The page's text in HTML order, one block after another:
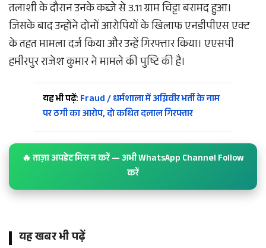
तलाशी के दौरान उनके कब्जे से 3.11 ग्राम चिट्टा बरामद हुआ।
जिसके बाद उन्होंने दोनों आरोपियों के खिलाफ एनडीपीएस एक्ट
के तहत मामला दर्ज किया और उन्हें गिरफ्तार किया। एएसपी
हमीरपुर राजेश कुमार ने मामले की पुष्टि की है।
यह भी पढ़ें: Fraud / धर्मशाला में अग्निवीर भर्ती के नाम
पर ठगी का आरोप, दो कथित दलाल गिरफ्तार
🔥 ताज़ा अपडेट मिस न करें — अभी WhatsApp Channel Follow
करें
यह खबर भी पढ़ें